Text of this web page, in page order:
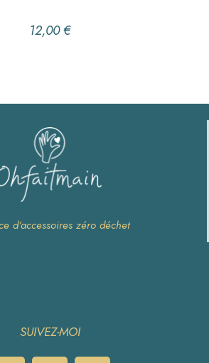
12,00€
d’accessoires zéro déchet
SUIVEZ-MOI